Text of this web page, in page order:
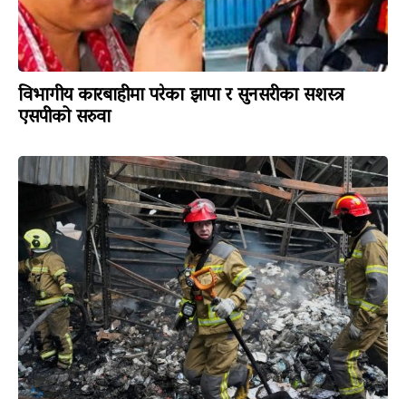
विभागीय कारबाहीमा परेका झापा र सुनसरीका सशस्त्र
एसपीको सरुवा